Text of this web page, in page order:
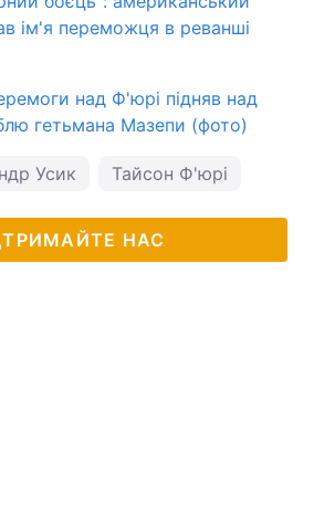
ім'я переможця в реванші
над Ф'юрі підняв над
гетьмана Мазепи (фото)
Усик Тайсон Ф'юрі
НАС